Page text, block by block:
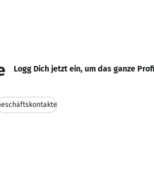
Logg Dich jetzt ein, um das ganze